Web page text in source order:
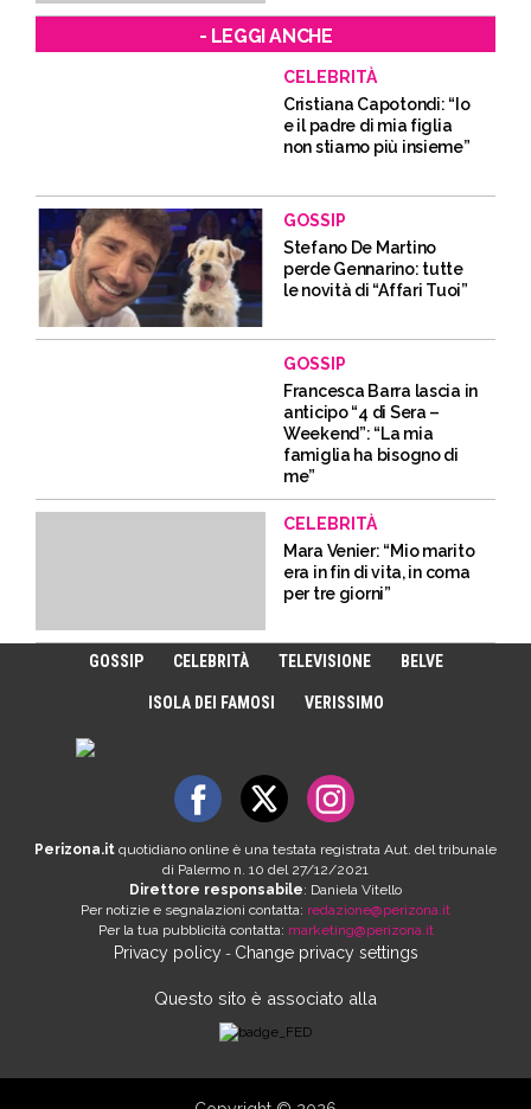
- LEGGI ANCHE
CELEBRITÀ
Cristiana Capotondi: “Io
e il padre di mia figlia
non stiamo più insieme”
GOSSIP
Stefano De Martino
perde Gennarino: tutte
le novità di “Affari Tuoi”
GOSSIP
Francesca Barra lascia in
anticipo “4 di Sera –
Weekend”: “La mia
famiglia ha bisogno di
me”
CELEBRITÀ
Mara Venier: “Mio marito
era in fin di vita, in coma
per tre giorni”
GOSSIP CELEBRITÀ TELEVISIONE BELVE
ISOLA DEI FAMOSI VERISSIMO
Perizona.it quotidiano online è una testata registrata Aut. del tribunale
di Palermo n. 10 del 27/12/2021
Direttore responsabile: Daniela Vitello
Per notizie e segnalazioni contatta: redazione@perizona.it
Per la tua pubblicità contatta: marketing@perizona.it
Privacy policy- Change privacy settings
Questo sito è associato alla